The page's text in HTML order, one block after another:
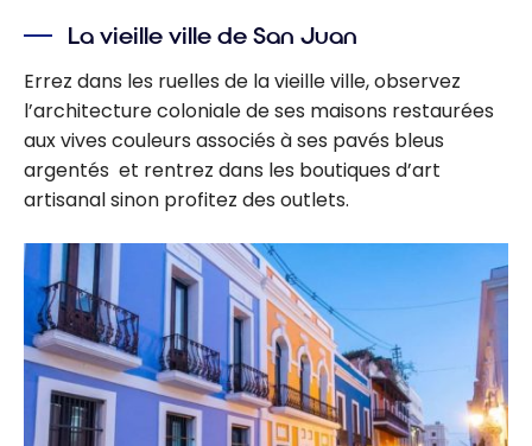
La vieille ville de San Juan
Errez dans les ruelles de la vieille ville, observez
l’architecture coloniale de ses maisons restaurées
aux vives couleurs associés à ses pavés bleus
argentés et rentrez dans les boutiques d’art
artisanal sinon profitez des outlets.